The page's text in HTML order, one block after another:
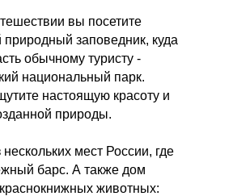
вы посетите
природный заповедник, куда
обычному туристу -
национальный парк.
настоящую красоту и
природы.
мест России, где
барс. А также дом
животных: